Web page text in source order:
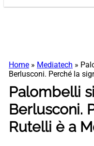
Home » Mediatech »
Berlusconi. Perché la
Palombelli
Berlusconi.
Rutelli è a